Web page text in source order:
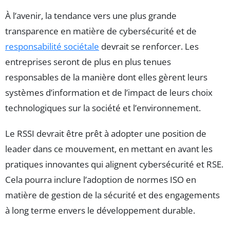
À l’avenir, la tendance vers une plus grande
transparence en matière de cybersécurité et de
responsabilité sociétale devrait se renforcer. Les
entreprises seront de plus en plus tenues
responsables de la manière dont elles gèrent leurs
systèmes d’information et de l’impact de leurs choix
technologiques sur la société et l’environnement.
Le RSSI devrait être prêt à adopter une position de
leader dans ce mouvement, en mettant en avant les
pratiques innovantes qui alignent cybersécurité et RSE.
Cela pourra inclure l’adoption de normes ISO en
matière de gestion de la sécurité et des engagements
à long terme envers le développement durable.